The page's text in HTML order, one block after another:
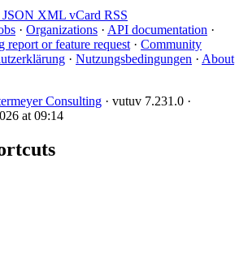
JSON XML vCard RSS
· Organizations · API documentation ·
report or feature request · Community
· Nutzungsbedingungen · About
Consulting · vutuv 7.231.0 ·
at 09:14